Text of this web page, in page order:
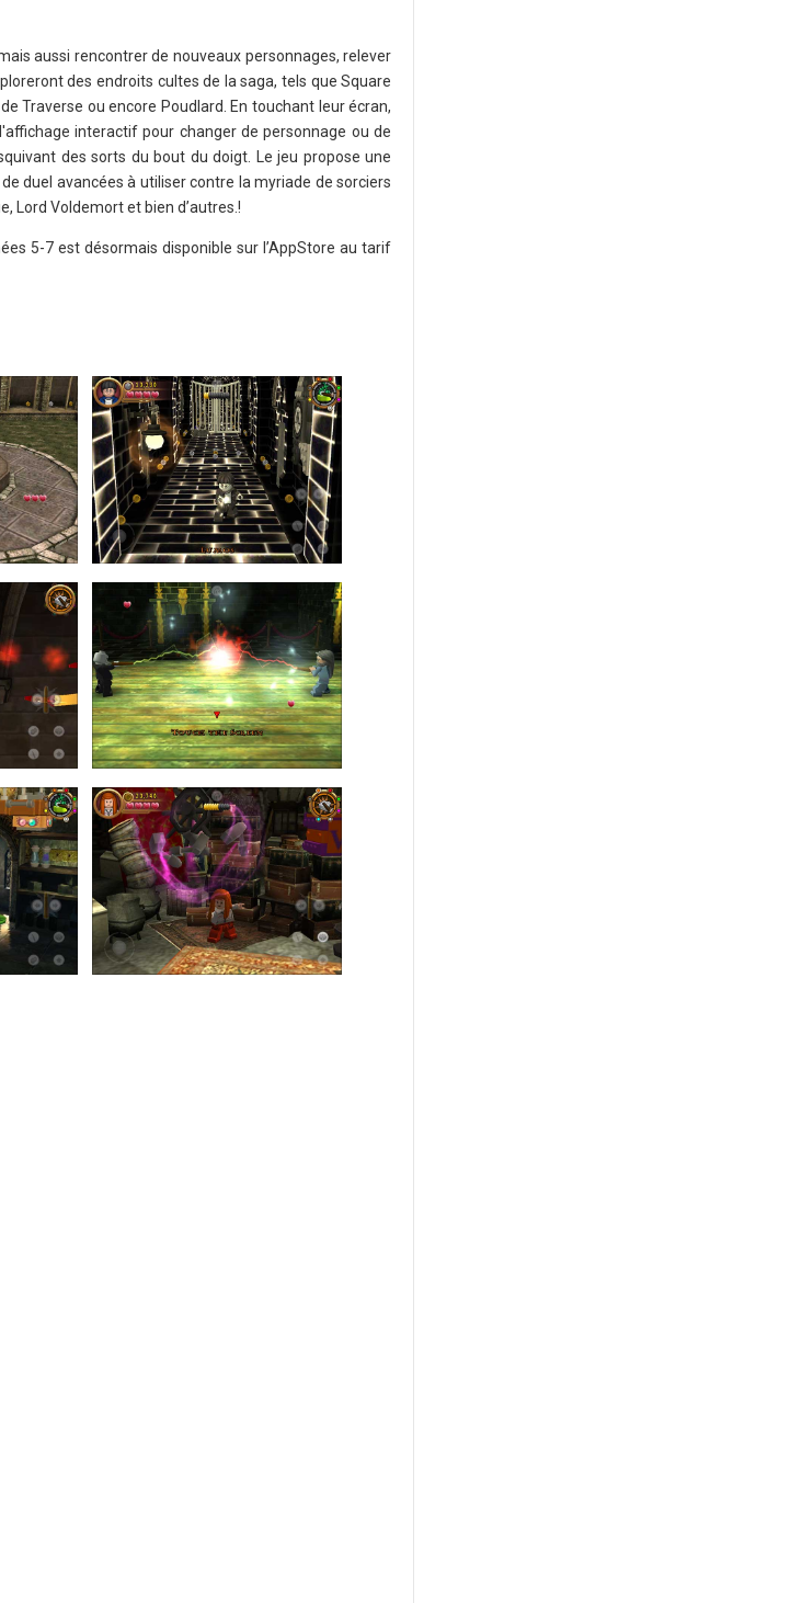
aussi rencontrer de nouveaux personnages, relever
des endroits cultes de la saga, tels que Square
Traverse ou encore Poudlard. En touchant leur écran,
interactif pour changer de personnage ou de
des sorts du bout du doigt. Le jeu propose une
duel avancées à utiliser contre la myriade de sorciers
Lord Voldemort et bien d’autres.!
5-7 est désormais disponible sur l’AppStore au tarif